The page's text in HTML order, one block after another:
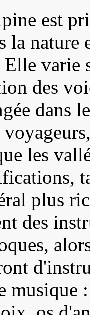
est
la nature
varie
des
dans
les
plus
des
musique